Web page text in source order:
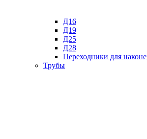
Д16
Д19
Д25
Д28
Переходники для
Трубы